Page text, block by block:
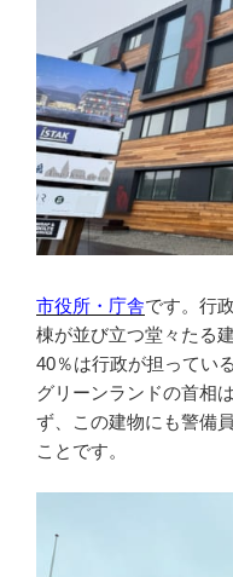
市役所・庁舎です。行
棟が並び立つ堂々たる
40％は行政が担ってい
グリーンランドの首相
ず、この建物にも警備
ことです。